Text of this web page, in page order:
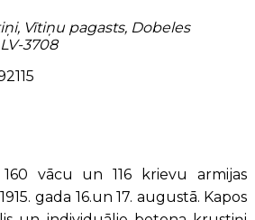
Vītiņu pagasts, Dobeles
3708
vācu un 116 krievu armijas
gada 16.un 17. augustā. Kapos